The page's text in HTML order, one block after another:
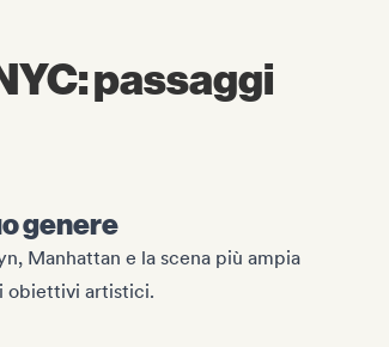
passaggi
genere
Manhattan e la scena più ampia
obiettivi artistici.